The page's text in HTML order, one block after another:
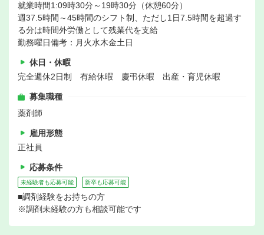
就業時間1:09時30分～19時30分（休憩60分）
週37.5時間～45時間のシフト制、ただし1日7.5時間を超過す
る分は時間外労働として残業代を支給
勤務曜日備考：月火水木金土日
休日・休暇
完全週休2日制 有給休暇 慶弔休暇 出産・育児休暇
募集職種
薬剤師
雇用形態
正社員
応募条件
未経験者も応募可能 新卒も応募可能
■調剤経験をお持ちの方
※調剤未経験の方も相談可能です